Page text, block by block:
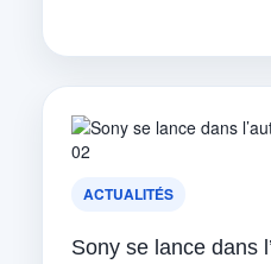
ACTUALITÉS
Sony se lance dans